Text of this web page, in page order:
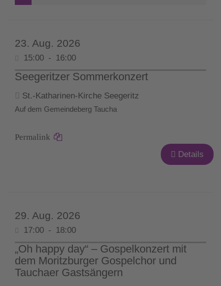
23. Aug. 2026
15:00 - 16:00
Seegeritzer Sommerkonzert
St.-Katharinen-Kirche Seegeritz
Auf dem Gemeindeberg Taucha
Permalink
Details
29. Aug. 2026
17:00 - 18:00
„Oh happy day“ – Gospelkonzert mit
dem Moritzburger Gospelchor und
Tauchaer Gastsängern